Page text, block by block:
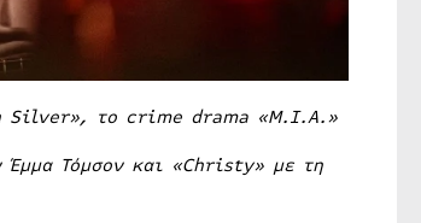
Silver», το crime drama«M.I.A.»
Έμμα Τόμσον και «Christy» με τη